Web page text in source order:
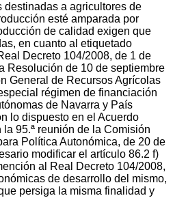
destinadas a agricultores de
esté amparada por
de calidad exigen que
en cuanto al etiquetado
Decreto 104/2008, de 1 de
Resolución de 10 de septiembre
General de Recursos Agrícolas
régimen de financiación
de Navarra y País
lo dispuesto en el Acuerdo
95.ª reunión de la Comisión
Política Autonómica, de 20 de
modificar el artículo 86.2 f)
al Real Decreto 104/2008,
de desarrollo del mismo,
persiga la misma finalidad y